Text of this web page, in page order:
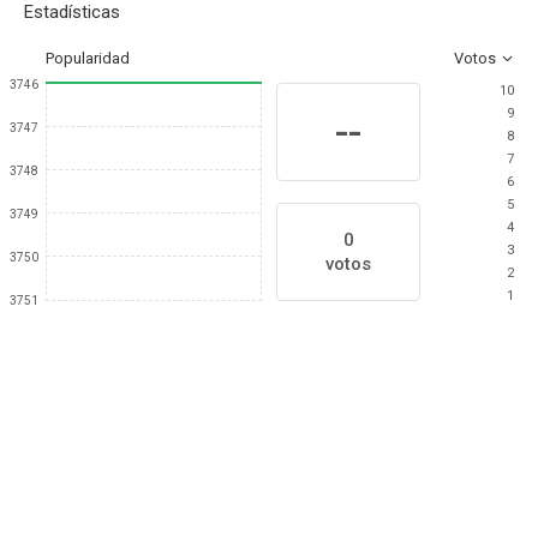
Estadísticas
Popularidad Votos
3746
3747
3748
3749
3750
3751
--
0
votos
10
9
8
7
6
5
4
3
2
1